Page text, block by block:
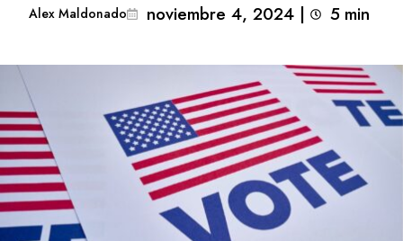
Alex Maldonado noviembre 4, 2024 | 5 min